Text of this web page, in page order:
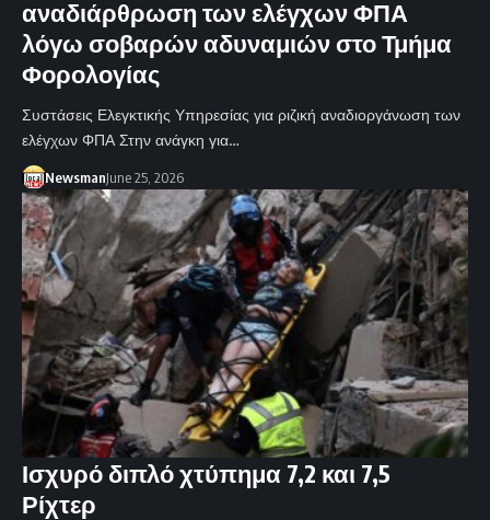
αναδιάρθρωση των ελέγχων ΦΠΑ
λόγω σοβαρών αδυναμιών στο Τμήμα
Φορολογίας
Συστάσεις Ελεγκτικής Υπηρεσίας για ριζική αναδιοργάνωση των
ελέγχων ΦΠΑ Στην ανάγκη για…
NewsmanJune 25, 2026
Ισχυρό διπλό χτύπημα 7,2 και 7,5
Ρίχτερ